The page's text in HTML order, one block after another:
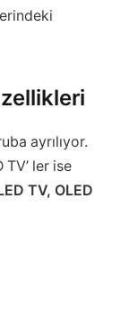
ayrılıyor.
TV’ ler ise
TV, OLED